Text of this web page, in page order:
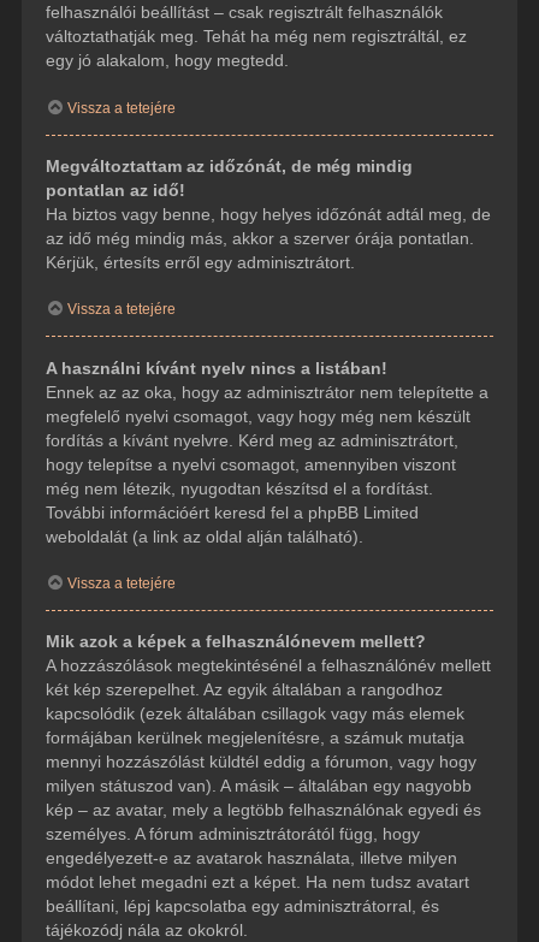
felhasználói beállítást – csak regisztrált felhasználók
változtathatják meg. Tehát ha még nem regisztráltál, ez
egy jó alakalom, hogy megtedd.
Vissza a tetejére
Megváltoztattam az időzónát, de még mindig
pontatlan az idő!
Ha biztos vagy benne, hogy helyes időzónát adtál meg, de
az idő még mindig más, akkor a szerver órája pontatlan.
Kérjük, értesíts erről egy adminisztrátort.
Vissza a tetejére
A használni kívánt nyelv nincs a listában!
Ennek az az oka, hogy az adminisztrátor nem telepítette a
megfelelő nyelvi csomagot, vagy hogy még nem készült
fordítás a kívánt nyelvre. Kérd meg az adminisztrátort,
hogy telepítse a nyelvi csomagot, amennyiben viszont
még nem létezik, nyugodtan készítsd el a fordítást.
További információért keresd fel a phpBB Limited
weboldalát (a link az oldal alján található).
Vissza a tetejére
Mik azok a képek a felhasználónevem mellett?
A hozzászólások megtekintésénél a felhasználónév mellett
két kép szerepelhet. Az egyik általában a rangodhoz
kapcsolódik (ezek általában csillagok vagy más elemek
formájában kerülnek megjelenítésre, a számuk mutatja
mennyi hozzászólást küldtél eddig a fórumon, vagy hogy
milyen státuszod van). A másik – általában egy nagyobb
kép – az avatar, mely a legtöbb felhasználónak egyedi és
személyes. A fórum adminisztrátorától függ, hogy
engedélyezett-e az avatarok használata, illetve milyen
módot lehet megadni ezt a képet. Ha nem tudsz avatart
beállítani, lépj kapcsolatba egy adminisztrátorral, és
tájékozódj nála az okokról.